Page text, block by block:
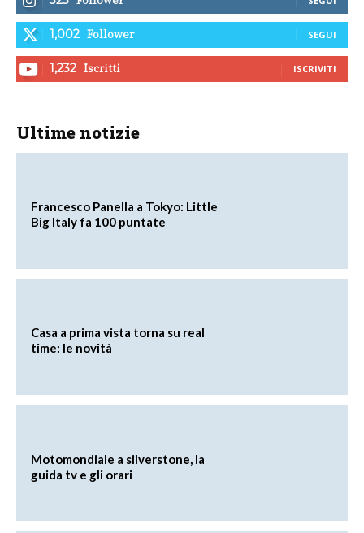
1,002 Follower SEGUI
1,232 Iscritti ISCRIVITI
Ultime notizie
Francesco Panella a Tokyo: Little
Big Italy fa 100 puntate
Casa a prima vista torna su real
time: le novità
Motomondiale a silverstone, la
guida tv e gli orari